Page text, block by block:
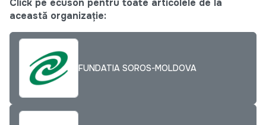
Click pe ecuson pentru toate articolele de la
această organizație:
FUNDATIA SOROS-MOLDOVA